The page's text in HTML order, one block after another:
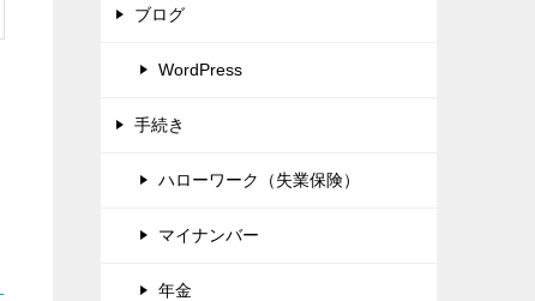
ブログ
WordPress
手続き
ハローワーク（失業保険）
マイナンバー
年金